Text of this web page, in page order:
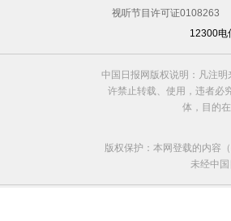
视听节目许可证0108263
12300电
中国日报网版权说明：凡注
许禁止转载、使用，违者必
体，目的
版权保护：本网登载的内容
未经中